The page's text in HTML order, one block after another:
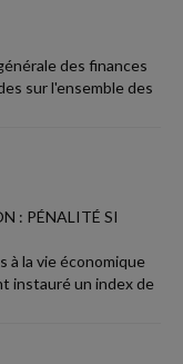
des finances
sur l'ensemble des
: PÉNALITÉ SI
à la vie économique
instauré un index de